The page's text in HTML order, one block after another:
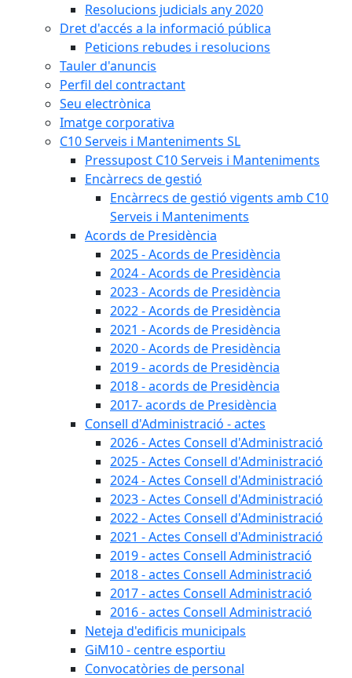
Resolucions judicials any 2020
Dret d'accés a la informació pública
Peticions rebudes i resolucions
Tauler d'anuncis
Perfil del contractant
Seu electrònica
Imatge corporativa
C10 Serveis i Manteniments SL
Pressupost C10 Serveis i Manteniments
Encàrrecs de gestió
Encàrrecs de gestió vigents amb C10
Serveis i Manteniments
Acords de Presidència
2025 - Acords de Presidència
2024 - Acords de Presidència
2023 - Acords de Presidència
2022 - Acords de Presidència
2021 - Acords de Presidència
2020 - Acords de Presidència
2019 - acords de Presidència
2018 - acords de Presidència
2017- acords de Presidència
Consell d'Administració - actes
2026 - Actes Consell d'Administració
2025 - Actes Consell d'Administració
2024 - Actes Consell d'Administració
2023 - Actes Consell d'Administració
2022 - Actes Consell d'Administració
2021 - Actes Consell d'Administració
2019 - actes Consell Administració
2018 - actes Consell Administració
2017 - actes Consell Administració
2016 - actes Consell Administració
Neteja d'edificis municipals
GiM10 - centre esportiu
Convocatòries de personal